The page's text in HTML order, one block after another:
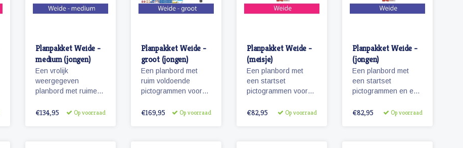
Planpakket Weide -
medium (jongen)
Een vrolijk
weergegeven
planbord met ruime
pictogrammen voor
€134,95 Op voorraad
Planpakket Weide -
groot (jongen)
Een planbord met
ruim voldoende
pictogrammen voor
extra pictogrammen
€169,95 Op voorraad
Planpakket Weide -
(meisje)
Een planbord met
een startset
pictogrammen voor
whiteboardmarker.
€82,95 Op voorraad
Planpakket Weide -
(jongen)
Een planbord met
een startset
pictogrammen en een
€82,95 Op voorraad